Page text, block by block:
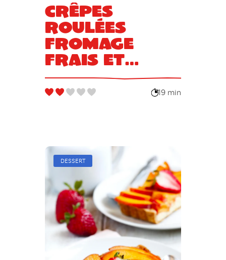
Crêpes
roulées
fromage
frais et
tomates
séchées
19 min
DESSERT